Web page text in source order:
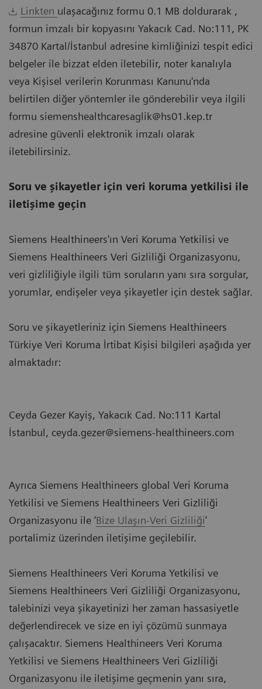
Linkten ulaşacağınız formu 0.1 MB doldurarak ,
formun imzalı bir kopyasını Yakacık Cad. No:111, PK
34870 Kartal/İstanbul adresine kimliğinizi tespit edici
belgeler ile bizzat elden iletebilir, noter kanalıyla
veya Kişisel verilerin Korunması Kanunu'nda
belirtilen diğer yöntemler ile gönderebilir veya ilgili
formu siemenshealthcaresaglik@hs01.kep.tr
adresine güvenli elektronik imzalı olarak
iletebilirsiniz.
Soru ve şikayetler için veri koruma yetkilisi ile
iletişime geçin
Siemens Healthineers'ın Veri Koruma Yetkilisi ve
Siemens Healthineers Veri Gizliliği Organizasyonu,
veri gizliliğiyle ilgili tüm soruların yanı sıra sorgular,
yorumlar, endişeler veya şikayetler için destek sağlar.
Soru ve şikayetleriniz için Siemens Healthineers
Türkiye Veri Koruma İrtibat Kişisi bilgileri aşağıda yer
almaktadır:
Ceyda Gezer Kayiş, Yakacık Cad. No:111 Kartal
İstanbul, ceyda.gezer@siemens-healthineers.com
Ayrıca Siemens Healthineers global Veri Koruma
Yetkilisi ve Siemens Healthineers Veri Gizliliği
Organizasyonu ile ‘Bize Ulaşın-Veri Gizliliği’
portalimiz üzerinden iletişime geçilebilir.
Siemens Healthineers Veri Koruma Yetkilisi ve
Siemens Healthineers Veri Gizliliği Organizasyonu,
talebinizi veya şikayetinizi her zaman hassasiyetle
değerlendirecek ve size en iyi çözümü sunmaya
çalışacaktır. Siemens Healthineers Veri Koruma
Yetkilisi ve Siemens Healthineers Veri Gizliliği
Organizasyonu ile iletişime geçmenin yanı sıra,